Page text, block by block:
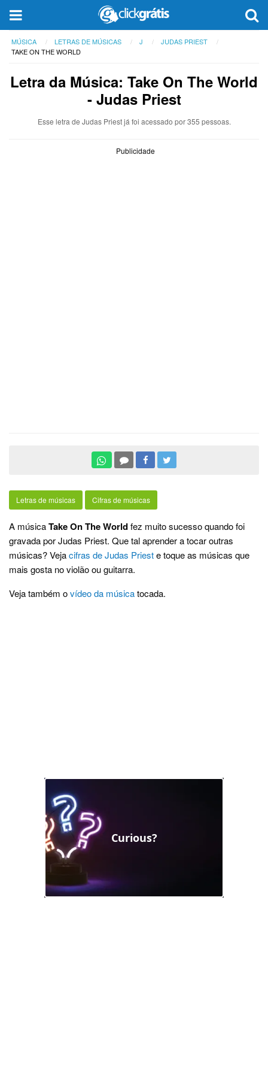
MÚSICA LETRAS DE MÚSICAS J
JUDAS PRIEST
TAKE ON THE WORLD
Letra da Música: Take On The World
- Judas Priest
Esse letra de Judas Priest já foi acessado por 355 pessoas.
Publicidade
Letras de músicas Cifras de músicas
A músicaTake On The Worldfez muito sucesso quando foi
gravada por Judas Priest. Que tal aprender a tocar outras
músicas? Vejacifras de Judas Prieste toque as músicas que
mais gosta no violão ou guitarra.
Veja também ovídeo da músicatocada.